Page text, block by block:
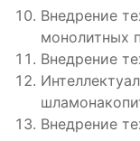
Внедрение
монолитных
Внедрение
Внедрение